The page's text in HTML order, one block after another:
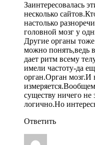
Заинтересовалась
несколько
настолько
головной мозг у
Другие органы
можно понять,ведь
дает ритм всему
имели частоту-да
орган.Орган мозг.И
существу ничего не
логично.Но
Ответить